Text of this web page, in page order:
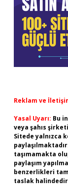
Reklam ve
Yasal Uyarı: Bu
veya şahıs
Sitede yalnızca
taşımamakta
paylaşım
benzerlikleri
taslak